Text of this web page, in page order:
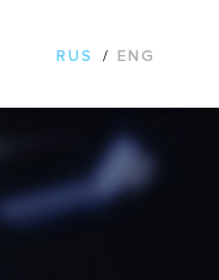
RUS / ENG